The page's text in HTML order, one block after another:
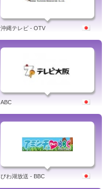
沖縄テレビ - OTV
ABC
びわ湖放送 - BBC